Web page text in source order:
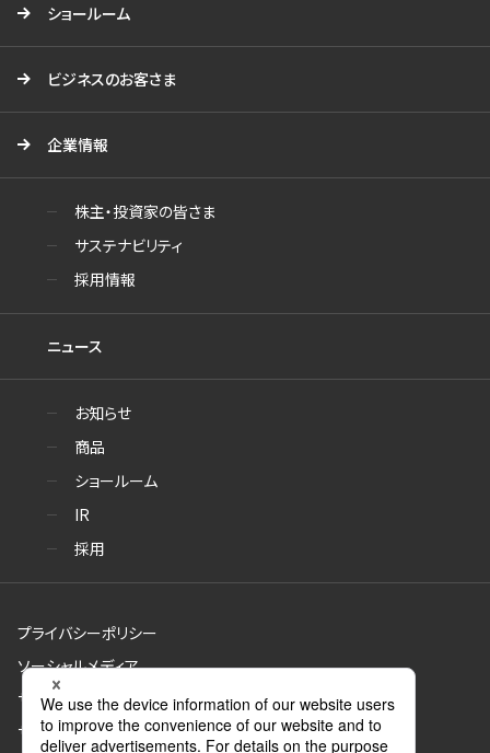
ショールーム
ビジネスのお客さま
企業情報
株主・投資家の皆さま
サステナビリティ
採用情報
ニュース
お知らせ
商品
ショールーム
IR
採用
プライバシーポリシー
ソーシャルメディア
サイトのご利用について
サイトマップ